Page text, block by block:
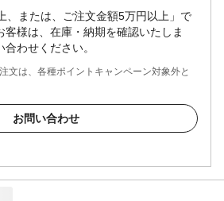
、または、ご注文金額5万円以上」で
客様は、在庫・納期を確認いたしま
わせください。
文は、各種ポイントキャンペーン対象外と
お問い合わせ